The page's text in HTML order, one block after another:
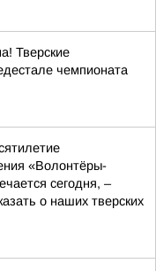
Тверские
чемпионата
«Волонтёры-
сегодня, –
о наших тверских